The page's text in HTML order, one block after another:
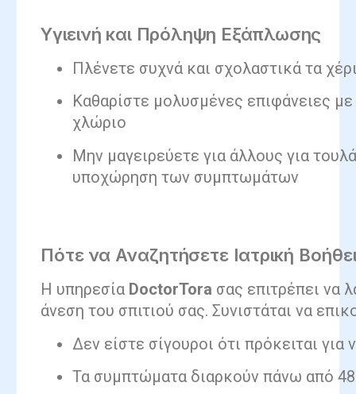
Υγιεινή και Πρόληψη Εξάπλωσης
Πλένετε συχνά και σχολαστικά τα
Καθαρίστε μολυσμένες επιφάνειες
χλώριο
Μην μαγειρεύετε για άλλους για
υποχώρηση των συμπτωμάτων
Πότε να Αναζητήσετε Ιατρική
Η υπηρεσία DoctorTora σας επιτρέπει να
άνεση του σπιτιού σας. Συνιστάται να
Δεν είστε σίγουροι ότι πρόκειται για
Τα συμπτώματα διαρκούν πάνω από